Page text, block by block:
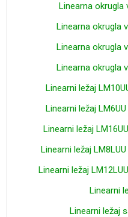
Linearna okrugla
Linearna okrugla
Linearna okrugla
Linearna okrugla
Linearni ležaj
Linearni ležaj LM6UU
Linearni ležaj LM16UU
Linearni ležaj LM8LUU
Linearni ležaj LM12LUU
Linearni
Linearni ležaj